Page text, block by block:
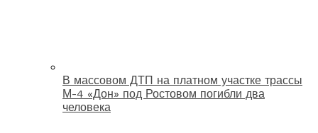
В массовом ДТП на платном участке трассы
М-4 «Дон» под Ростовом погибли два
человека